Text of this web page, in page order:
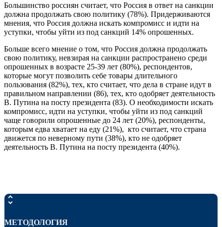
Большинство россиян считает, что Россия в ответ на санкции
должна продолжать свою политику (78%). Придерживаются
мнения, что Россия должна искать компромисс и идти на
уступки, чтобы уйти из под санкций 14% опрошенных.
Больше всего мнение о том, что Россия должна продолжать
свою политику, невзирая на санкции распространено среди
опрошенных в возрасте 25-39 лет (80%), респондентов,
которые могут позволить себе товары длительного
пользования (82%), тех, кто считает, что дела в стране идут в
правильном направлении (86), тех, кто одобряет деятельность
В. Путина на посту президента (83). О необходимости искать
компромисс, идти на уступки, чтобы уйти из под санкций
чаще говорили опрошенные до 24 лет (20%), респонденты,
которым едва хватает на еду (21%), кто считает, что страна
движется по неверному пути (38%), кто не одобряет
деятельность В. Путина на посту президента (40%).
МЕТОДОЛОГИЯ